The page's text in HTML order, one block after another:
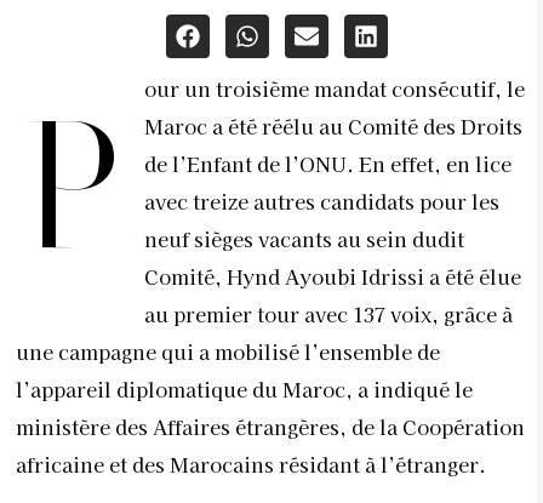
P
our un troisième mandat consécutif, le
Maroc a été réélu au Comité des Droits
de l’Enfant de l’ONU. En effet, en lice
avec treize autres candidats pour les
neuf sièges vacants au sein dudit
Comité, Hynd Ayoubi Idrissi a été élue
au premier tour avec 137 voix, grâce à
une campagne qui a mobilisé l’ensemble de
l’appareil diplomatique du Maroc, a indiqué le
ministère des Affaires étrangères, de la Coopération
africaine et des Marocains résidant à l’étranger.